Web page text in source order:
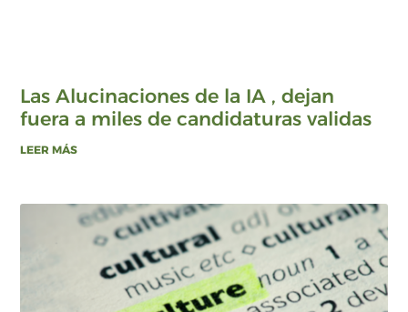
Las Alucinaciones de la IA , dejan
fuera a miles de candidaturas validas
LEER MÁS